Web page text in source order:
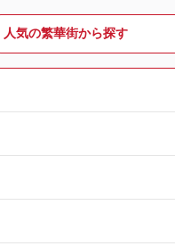
人気の繁華街から探す